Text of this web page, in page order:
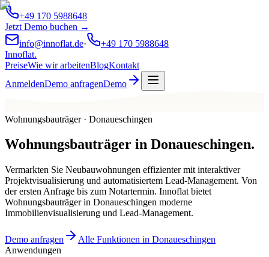
+49 170 5988648
Jetzt Demo buchen →
info@innoflat.de·
+49 170 5988648
Innoflat.
PreiseWie wir arbeitenBlogKontakt
AnmeldenDemo anfragenDemo
Wohnungsbauträger · Donaueschingen
Wohnungsbauträger in Donaueschingen.
Vermarkten Sie Neubauwohnungen effizienter mit interaktiver
Projektvisualisierung und automatisiertem Lead-Management. Von
der ersten Anfrage bis zum Notartermin. Innoflat bietet
Wohnungsbauträger in Donaueschingen moderne
Immobilienvisualisierung und Lead-Management.
Demo anfragen
Alle Funktionen in Donaueschingen
Anwendungen